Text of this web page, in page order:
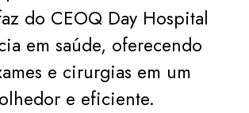
do CEOQ Day Hospital
em saúde, oferecendo
e cirurgias em um
e eficiente.